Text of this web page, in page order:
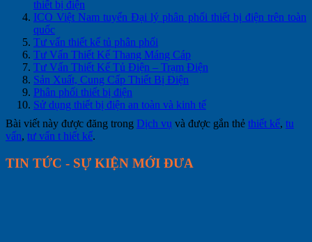
thiết bị điện
ICO Việt Nam tuyển Đại lý phân phối thiết bị điện trên toàn
quốc
Tư vấn thiết kế tủ phân phối
Tư Vấn Thiết Kế Thang Máng Cáp
Tư Vấn Thiết Kế Tủ Điện – Trạm Điện
Sản Xuất, Cung Cấp Thiết Bị Điện
Phân phối thiết bị điện
Sử dụng thiết bị điện an toàn và kinh tế
Bài viết này được đăng trong Dịch vụ và được gắn thẻ thiết kế, tu
vấn, tư vấn t hiết kế.
TIN TỨC - SỰ KIỆN MỚI ĐƯA